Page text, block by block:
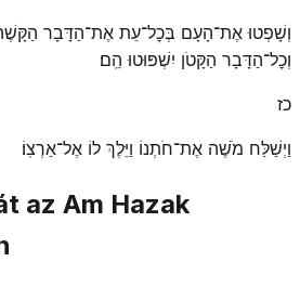
וְשָׁפְטוּ אֶת־הָעָם בְּכׇל־עֵת אֶת־הַדָּבָר
וְכׇל־הַדָּבָר הַקָּטֹן יִשְׁפּוּטוּ הֵֽם׃
כז
וַיְשַׁלַּח מֹשֶׁה אֶת־חֹתְנוֹ וַיֵּלֶךְ לוֹ אֶל־אַרְצֽוֹ׃
az Am Hazak